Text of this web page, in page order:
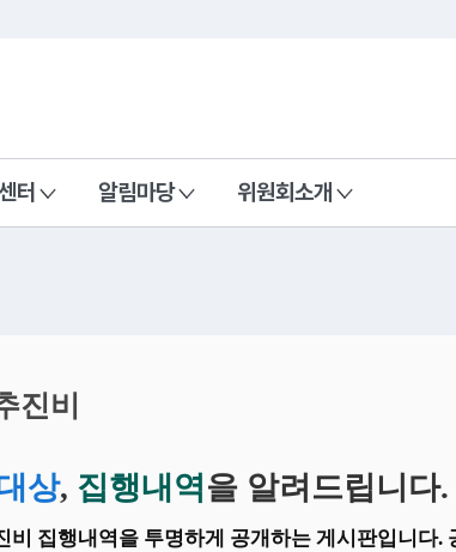
터 알림마당 위원회소개
진비
상, 집행내역을 알려드립니다.
비 집행내역을 투명하게 공개하는 게시판입니다